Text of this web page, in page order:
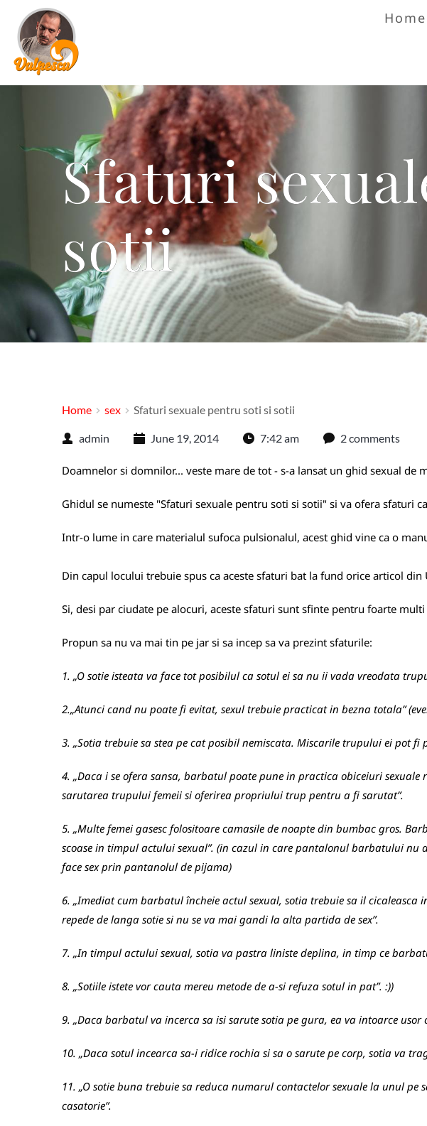
Home
Sfaturi
sotii
Home sex Sfaturi sexuale pentru soti si sotii
admin June 19, 2014 7:42 am 2 comments
Doamnelor si domnilor... veste mare de tot - s-a lansat un ghid sexual de
Ghidul se numeste "Sfaturi sexuale pentru soti si sotii" si va ofera sfaturi
Intr-o lume in care materialul sufoca pulsionalul, acest ghid vine ca o
Din capul locului trebuie spus ca aceste sfaturi bat la fund orice articol
Si, desi par ciudate pe alocuri, aceste sfaturi sunt sfinte pentru foarte
Propun sa nu va mai tin pe jar si sa incep sa va prezint sfaturile:
1. „O sotie isteata va face tot posibilul ca sotul ei sa nu ii vada vreodata
2.„Atunci cand nu poate fi evitat, sexul trebuie practicat in bezna totala”
3. „Sotia trebuie sa stea pe cat posibil nemiscata. Miscarile trupului ei pot fi
4. „Daca i se ofera sansa, barbatul poate pune in practica obiceiuri
sarutarea trupului femeii si oferirea propriului trup pentru a fi sarutat”.
5. „Multe femei gasesc folositoare camasile de noapte din bumbac gros.
scoase in timpul actului sexual”. (in cazul in care pantalonul barbatului nu
face sex prin pantanolul de pijama)
6. „Imediat cum barbatul încheie actul sexual, sotia trebuie sa il
repede de langa sotie si nu se va mai gandi la alta partida de sex”.
7. „In timpul actului sexual, sotia va pastra liniste deplina, in timp ce
8. „Sotiile istete vor cauta mereu metode de a-si refuza sotul in pat”. :))
9. „Daca barbatul va incerca sa isi sarute sotia pe gura, ea va intoarce
10. „Daca sotul incearca sa-i ridice rochia si sa o sarute pe corp, sotia va
11. „O sotie buna trebuie sa reduca numarul contactelor sexuale la unul
casatorie”.